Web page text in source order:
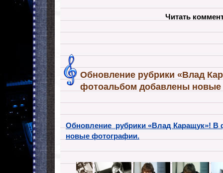
Читать
Обновление рубрики «Влад
фотоальбом добавлены
Обновление рубрики «Влад Каращук»!
новые фотографии.